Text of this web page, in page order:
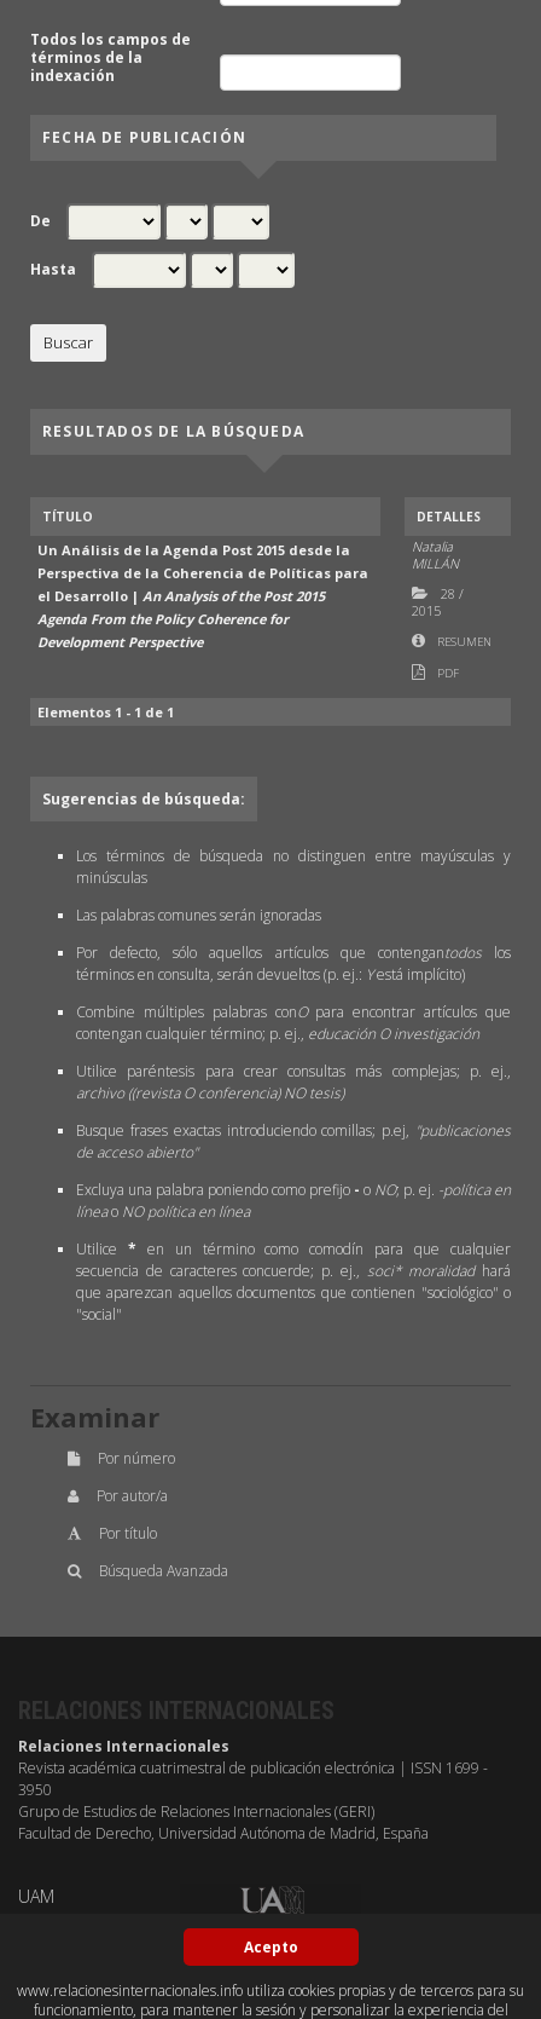
Acepto
www.relacionesinternacionales.info utiliza cookies propias y de terceros para su
funcionamiento, para mantener la sesión y personalizar la experiencia del
Todos los campos de
términos de la
indexación
FECHA DE PUBLICACIÓN
De
Hasta
RESULTADOS DE LA BÚSQUEDA
TÍTULO DETALLES
Un Análisis de la Agenda Post 2015 desde la
Perspectiva de la Coherencia de Políticas para
el Desarrollo | An Analysis of the Post 2015
Agenda From the Policy Coherence for
Development Perspective
Natalia
MILLÁN
28 /
2015
RESUMEN
PDF
Elementos 1 - 1 de 1
Sugerencias de búsqueda:
Los términos de búsqueda no distinguen entre mayúsculas y
minúsculas
Las palabras comunes serán ignoradas
Por defecto, sólo aquellos artículos que contengantodoslos
términos en consulta, serán devueltos (p. ej.: Yestá implícito)
Combine múltiples palabras conOpara encontrar artículos que
contengan cualquier término; p. ej., educación O investigación
Utilice paréntesis para crear consultas más complejas; p. ej.,
archivo ((revista O conferencia) NO tesis)
Busque frases exactas introduciendo comillas; p.ej, "publicaciones
de acceso abierto"
Excluya una palabra poniendo como prefijo - o NO; p. ej. -política en
líneao NO política en línea
Utilice * en un término como comodín para que cualquier
secuencia de caracteres concuerde; p. ej., soci* moralidadhará
que aparezcan aquellos documentos que contienen "sociológico" o
"social"
Examinar
Por número
Por autor/a
Por título
Búsqueda Avanzada
RELACIONES INTERNACIONALES
Relaciones Internacionales
Revista académica cuatrimestral de publicación electrónica | ISSN 1699 -
3950
Grupo de Estudios de Relaciones Internacionales (GERI)
Facultad de Derecho, Universidad Autónoma de Madrid, España
UAM
BY-NC-SA OPEN ACESS GITHUB DUBLIN CORE PKP